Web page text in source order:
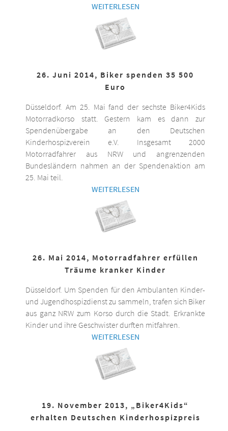
WEITERLESEN
26. Juni 2014, Biker spenden 35 500
Euro
Düsseldorf. Am 25. Mai fand der sechste Biker4Kids
Motorradkorso statt. Gestern kam es dann zur
Spendenübergabe an den Deutschen
Kinderhospizverein e.V. Insgesamt 2000
Motorradfahrer aus NRW und angrenzenden
Bundesländern nahmen an der Spendenaktion am
25. Mai teil.
WEITERLESEN
26. Mai 2014, Motorradfahrer erfüllen
Träume kranker Kinder
Düsseldorf. Um Spenden für den Ambulanten Kinder-
und Jugendhospizdienst zu sammeln, trafen sich Biker
aus ganz NRW zum Korso durch die Stadt. Erkrankte
Kinder und ihre Geschwister durften mitfahren.
WEITERLESEN
19. November 2013, „Biker4Kids“
erhalten Deutschen Kinderhospizpreis